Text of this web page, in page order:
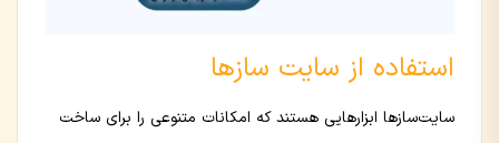
استفاده از سایت سازها
سایت‌سازها ابزارهایی هستند که امکانات متنوعی را برای ساخت